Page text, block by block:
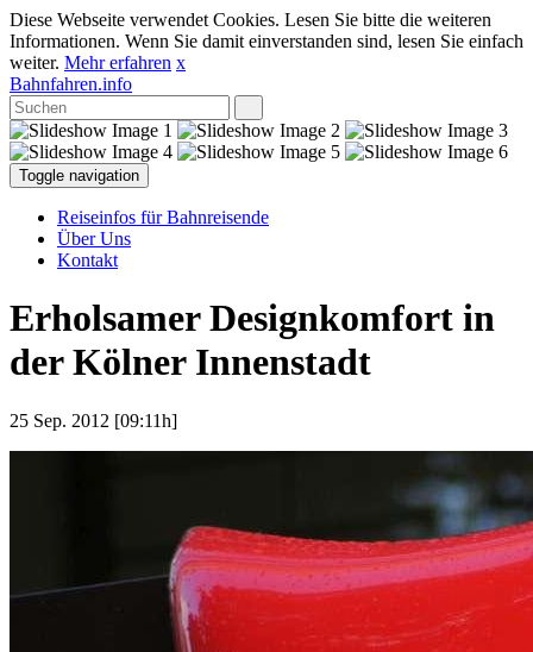
Diese Webseite verwendet Cookies. Lesen Sie bitte die weiteren
Informationen. Wenn Sie damit einverstanden sind, lesen Sie einfach
weiter. Mehr erfahren x
Bahnfahren.info
Toggle navigation
Reiseinfos für Bahnreisende
Über Uns
Kontakt
Erholsamer Designkomfort in
der Kölner Innenstadt
25 Sep. 2012 [09:11h]